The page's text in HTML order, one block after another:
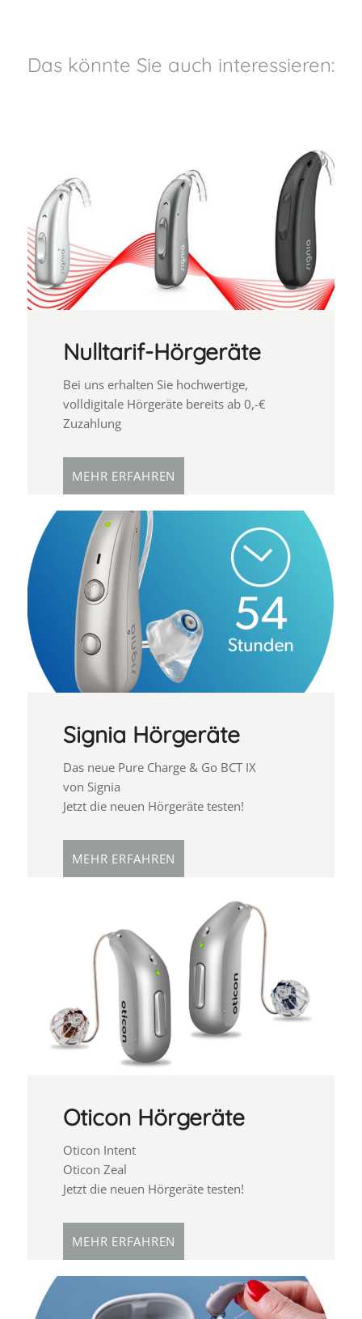
Das könnte Sie auch interessieren:
Nulltarif-Hörgeräte
Bei uns erhalten Sie hochwertige,
volldigitale Hörgeräte bereits ab 0,-€
Zuzahlung
MEHR ERFAHREN
Signia Hörgeräte
Das neue Pure Charge & Go BCT IX
von Signia
Jetzt die neuen Hörgeräte testen!
MEHR ERFAHREN
Oticon Hörgeräte
Oticon Intent
Oticon Zeal
Jetzt die neuen Hörgeräte testen!
MEHR ERFAHREN